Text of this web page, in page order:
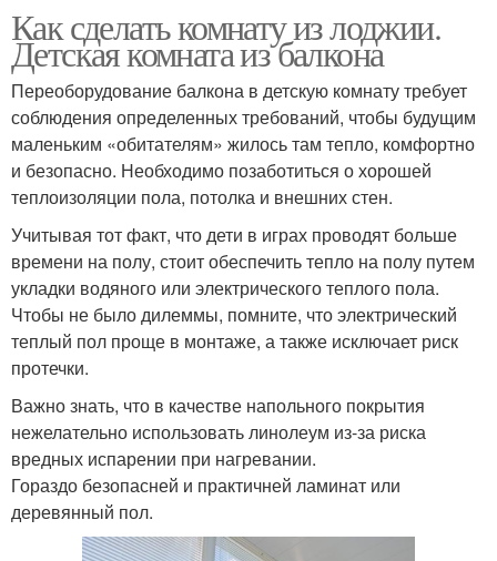
Как сделать комнату из лоджии.
Детская комната из балкона
Переоборудование балкона в детскую комнату требует
соблюдения определенных требований, чтобы будущим
маленьким «обитателям» жилось там тепло, комфортно
и безопасно. Необходимо позаботиться о хорошей
теплоизоляции пола, потолка и внешних стен.
Учитывая тот факт, что дети в играх проводят больше
времени на полу, стоит обеспечить тепло на полу путем
укладки водяного или электрического теплого пола.
Чтобы не было дилеммы, помните, что электрический
теплый пол проще в монтаже, а также исключает риск
протечки.
Важно знать, что в качестве напольного покрытия
нежелательно использовать линолеум из-за риска
вредных испарении при нагревании.
Гораздо безопасней и практичней ламинат или
деревянный пол.